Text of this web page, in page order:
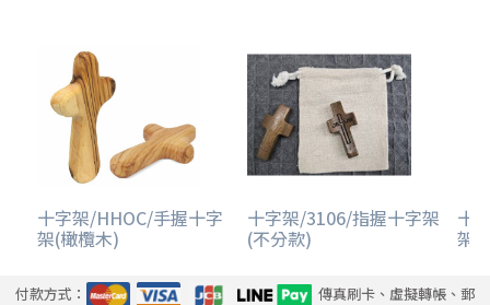
十字架/HHOC/手握十字
架(橄欖木)
十字架/3106/指握十字架
(不分款)
十
架-
付款方式：
傳真刷卡、虛擬轉帳、郵